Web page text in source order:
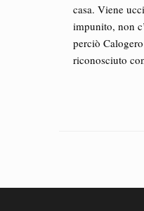
casa. Viene
impunito, non
perciò
riconosciuto